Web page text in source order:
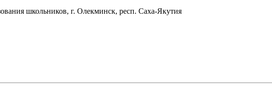
школьников, г. Олекминск, респ. Саха-Якутия